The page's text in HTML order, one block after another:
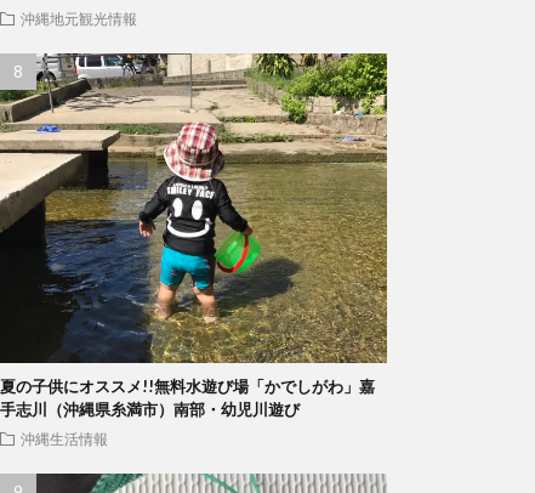
沖縄地元観光情報
夏の子供にオススメ!!無料水遊び場「かでしがわ」嘉
手志川（沖縄県糸満市）南部・幼児川遊び
沖縄生活情報